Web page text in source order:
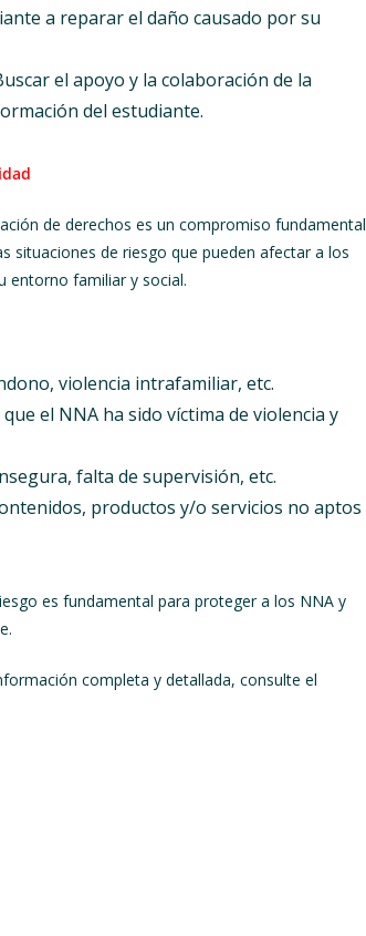
a reparar el daño causado por su
el apoyo y la colaboración de la
del estudiante.
de derechos es un compromiso fundamental
situaciones de riesgo que pueden afectar a los
entorno familiar y social.
violencia intrafamiliar, etc.
el NNA ha sido víctima de violencia y
falta de supervisión, etc.
productos y/o servicios no aptos
es fundamental para proteger a los NNA y
completa y detallada, consulte el